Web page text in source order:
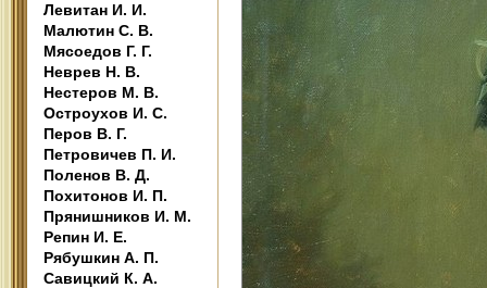
Левитан И. И.
Малютин С. В.
Мясоедов Г. Г.
Неврев Н. В.
Нестеров М. В.
Остроухов И. С.
Перов В. Г.
Петровичев П. И.
Поленов В. Д.
Похитонов И. П.
Прянишников И. М.
Репин И. Е.
Рябушкин А. П.
Савицкий К. А.